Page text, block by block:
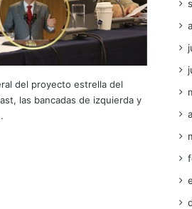
del proyecto estrella del
las bancadas de izquierda y